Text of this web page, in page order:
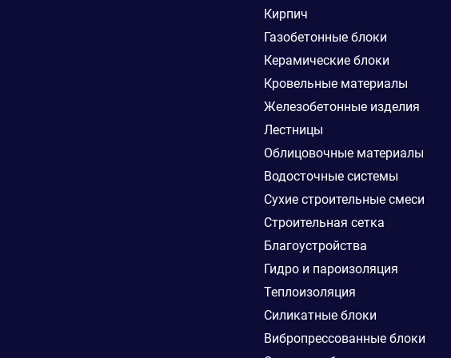
Кирпич
Газобетонные блоки
Керамические блоки
Кровельные материалы
Железобетонные изделия
Лестницы
Облицовочные материалы
Водосточные системы
Сухие строительные смеси
Строительная сетка
Благоустройства
Гидро и пароизоляция
Теплоизоляция
Силикатные блоки
Вибропрессованные блоки